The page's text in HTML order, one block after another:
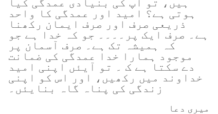
ہیں، تو آپ کی بنیادی عمدگی کیا
ہوتی ہے؟ امید اور عمدگی کا واحد
ذریعی صرف اور صرف ایمان رکھنا
ہے۔ صرف ایک پر۔۔۔۔ جو کہ خدا ہے جو
کہ ہمیشہ تک ہے۔ صرف آسمان پر
موجود ہمارا خدا عمدگی کی ضمانت
دے سکتا ہے ک ۔ تو آیئں اپنی امید
خداوند میں رکھیں، اور اس کو اپنی
زندگی کی پناہ گاہ بنایئں۔
میری دعا